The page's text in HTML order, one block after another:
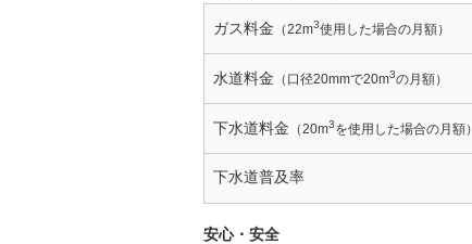
ガス料金 （22m3使用した場合の月額）
水道料金 （口径20mmで20m3の月額）
下水道料金 （20m3を使用した場合の月額）
下水道普及率
安心・安全